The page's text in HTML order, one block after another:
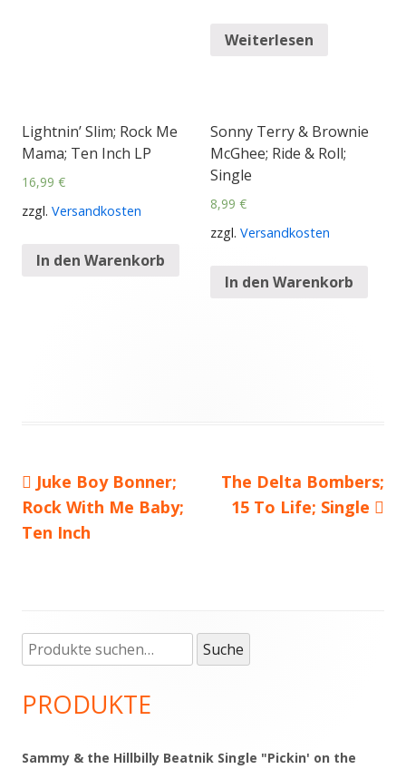
Weiterlesen
Lightnin’ Slim; Rock Me
Mama; Ten Inch LP
16,99 €
zzgl. Versandkosten
In den Warenkorb
Sonny Terry & Brownie
McGhee; Ride & Roll;
Single
8,99 €
zzgl. Versandkosten
In den Warenkorb
Beitragsnavigation
Vorheriger
Beitrag:
Juke Boy Bonner;
Rock With Me Baby;
Ten Inch
Nächster
Beitrag
The Delta Bombers;
15 To Life; Single
Haupt-
Seitenleiste
Suche
nach:
Suche
PRODUKTE
Sammy & the Hillbilly Beatnik Single "Pickin' on the